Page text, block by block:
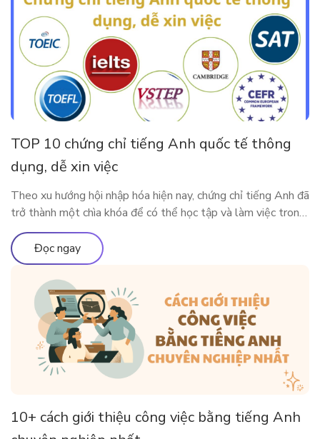
TOP 10 chứng chỉ tiếng Anh quốc tế thông
dụng, dễ xin việc
Theo xu hướng hội nhập hóa hiện nay, chứng chỉ tiếng Anh đã
trở thành một chìa khóa để có thể học tập và làm việc trong
môi trường quốc tế. Vậy có những chứng chỉ thông dụng nào
được Việt Nam và các nước lớn trên thế giới công nhận?
Cùng ELSA Premium tìm […]
Đọc ngay
10+ cách giới thiệu công việc bằng tiếng Anh